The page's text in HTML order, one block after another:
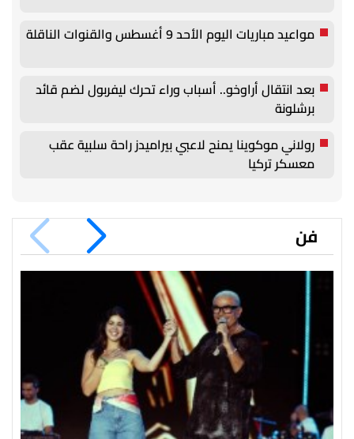
مواعيد مباريات اليوم الأحد 9 أغسطس والقنوات الناقلة
بعد انتقال أراوخو.. أسباب وراء تحرك ليفربول لضم قائد
برشلونة
رولاني موكوينا يمنح لاعبي بيراميدز راحة سلبية عقب
معسكر تركيا
فن